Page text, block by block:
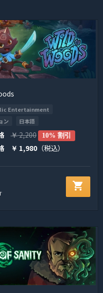
Entertainment
ン
日本語
￥2,200 10% 割引
￥ 1,980（税込）
shopping_cart